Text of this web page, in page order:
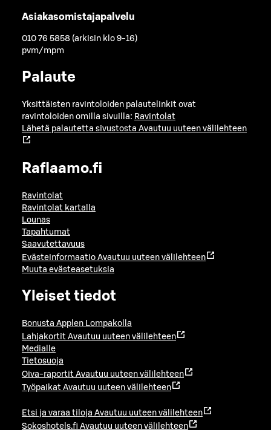
Asiakasomistajapalvelu
010 76 5858 (arkisin klo 9-16)
pvm/mpm
Palaute
Yksittäisten ravintoloiden palautelinkit ovat
ravintoloiden omilla sivuilla: Ravintolat
Lähetä palautetta sivustosta Avautuu uuteen välilehteen
Raflaamo.fi
Ravintolat
Ravintolat kartalla
Lounas
Tapahtumat
Saavutettavuus
Evästeinformaatio Avautuu uuteen välilehteen
Muuta evästeasetuksia
Yleiset tiedot
Bonusta Applen Lompakolla
Lahjakortit Avautuu uuteen välilehteen
Medialle
Tietosuoja
Oiva-raportit Avautuu uuteen välilehteen
Työpaikat Avautuu uuteen välilehteen
Etsi ja varaa tiloja Avautuu uuteen välilehteen
Sokoshotels.fi Avautuu uuteen välilehteen